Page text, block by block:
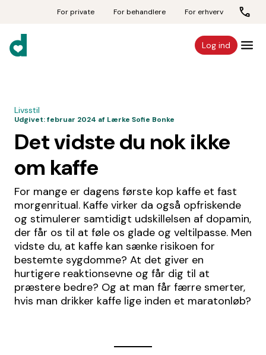
For private For behandlere For erhverv
Log ind
Livsstil
Udgivet:februar 2024 af Lærke Sofie Bonke
Det vidste du nok ikke
om kaffe
For mange er dagens første kop kaffe et fast
morgenritual. Kaffe virker da også opfriskende
og stimulerer samtidigt udskillelsen af dopamin,
der får os til at føle os glade og veltilpasse. Men
vidste du, at kaffe kan sænke risikoen for
bestemte sygdomme? At det giver en
hurtigere reaktionsevne og får dig til at
præstere bedre? Og at man får færre smerter,
hvis man drikker kaffe lige inden et maratonløb?